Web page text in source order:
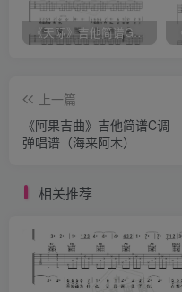
上一篇
《阿果吉曲》吉他简谱C调
弹唱谱（海来阿木）
相关推荐